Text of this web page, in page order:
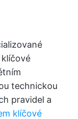
technickou
pravidel a
klíčové